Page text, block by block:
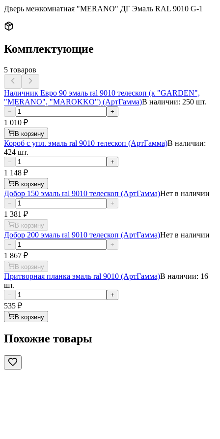
Дверь межкомнатная "MERANO" ДГ Эмаль RAL 9010 G-1
Комплектующие
5 товаров
Наличник Евро 90 эмаль ral 9010 телескоп (к "GARDEN",
"MERANO", "MAROKKO") (АртГамма)В наличии: 250 шт.
− +
1 010 ₽
В корзину
Короб с упл. эмаль ral 9010 телескоп (АртГамма)В наличии:
424 шт.
− +
1 148 ₽
В корзину
Добор 150 эмаль ral 9010 телескоп (АртГамма)Нет в наличии
− +
1 381 ₽
В корзину
Добор 200 эмаль ral 9010 телескоп (АртГамма)Нет в наличии
− +
1 867 ₽
В корзину
Притворная планка эмаль ral 9010 (АртГамма)В наличии: 16
шт.
− +
535 ₽
В корзину
Похожие товары